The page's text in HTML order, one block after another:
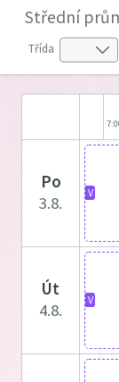
Střední
Třída
po
3.8.
V
út
4.8.
V